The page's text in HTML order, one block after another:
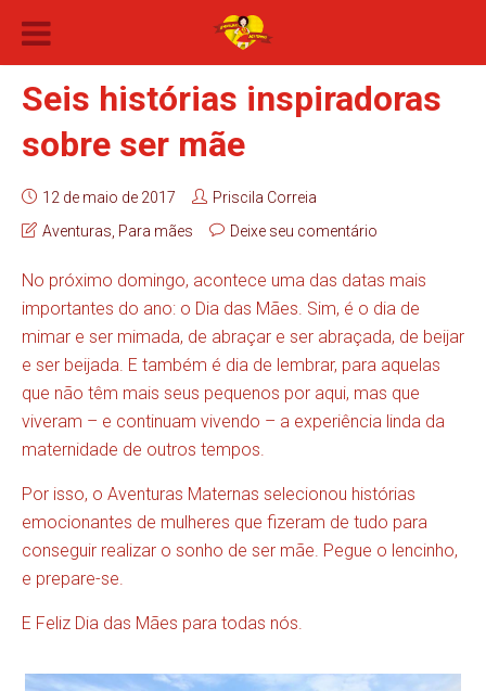
Seis histórias inspiradoras
sobre ser mãe
12 de maio de 2017
Priscila Correia
Aventuras Para mães Deixe seu comentário
No próximo domingo, acontece uma das datas mais
importantes do ano: o Dia das Mães. Sim, é o dia de
mimar e ser mimada, de abraçar e ser abraçada, de beijar
e ser beijada. E também é dia de lembrar, para aquelas
que não têm mais seus pequenos por aqui, mas que
viveram – e continuam vivendo – a experiência linda da
maternidade de outros tempos.
Por isso, o Aventuras Maternas selecionou histórias
emocionantes de mulheres que fizeram de tudo para
conseguir realizar o sonho de ser mãe. Pegue o lencinho,
e prepare-se.
E Feliz Dia das Mães para todas nós.